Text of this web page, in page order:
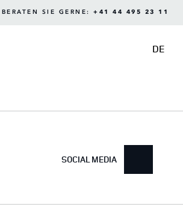
SIE GERNE: +41 44 495 23 11
DE
SOCIAL MEDIA